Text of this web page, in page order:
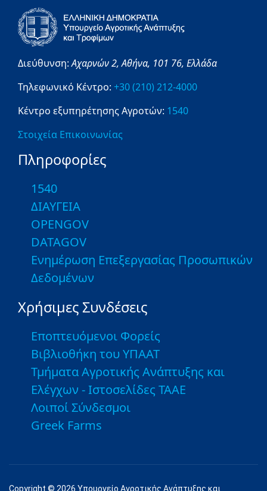
Διεύθυνση:Αχαρνών 2,Αθήνα, 101 76, Ελλάδα
Τηλεφωνικό Κέντρο: +30 (210) 212-4000
Κέντρο εξυπηρέτησης Αγροτών: 1540
Στοιχεία Επικοινωνίας
Πληροφορίες
1540
ΔΙΑΥΓΕΙΑ
OPENGOV
DATAGOV
Ενημέρωση Επεξεργασίας Προσωπικών
Δεδομένων
Χρήσιμες Συνδέσεις
Εποπτευόμενοι Φορείς
Βιβλιοθήκη του ΥΠΑΑΤ
Τμήματα Αγροτικής Ανάπτυξης και
Ελέγχων - Ιστοσελίδες ΤΑΑΕ
Λοιποί Σύνδεσμοι
Greek Farms
Copyright © 2026 Υπουργείο Αγροτικής Ανάπτυξης και